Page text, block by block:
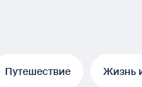
Путешествие Жизнь